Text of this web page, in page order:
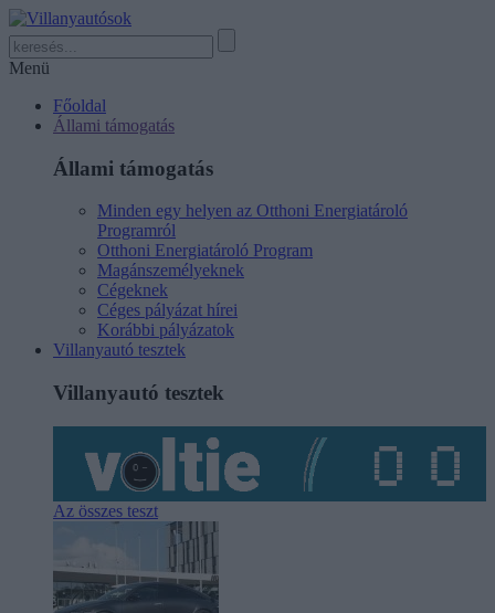
Menü
Főoldal
Állami támogatás
Állami támogatás
Minden egy helyen az Otthoni Energiatároló
Programról
Otthoni Energiatároló Program
Magánszemélyeknek
Cégeknek
Céges pályázat hírei
Korábbi pályázatok
Villanyautó tesztek
Villanyautó tesztek
Az összes teszt